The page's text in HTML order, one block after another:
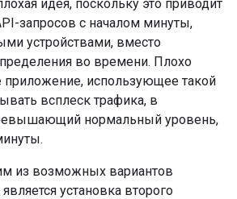
идея, поскольку это приводит
запросов с началом минуты,
устройствами, вместо
во времени. Плохо
приложение, использующее такой
всплеск трафика, в
нормальный уровень,
из возможных вариантов
установка второго